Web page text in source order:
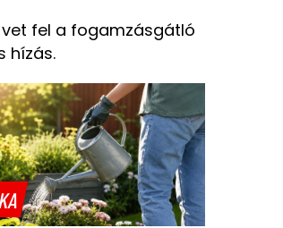
vet fel a fogamzásgátló
hízás.